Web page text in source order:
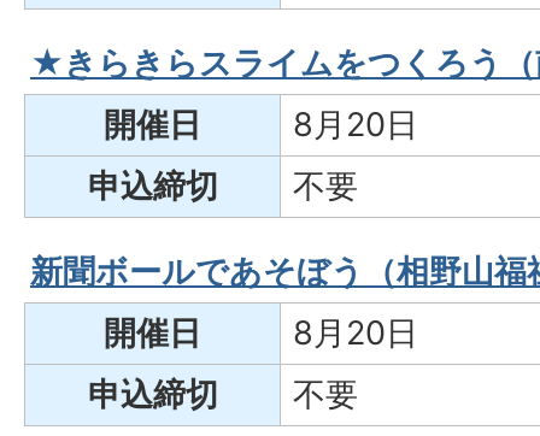
★きらきらスライムをつくろう（
開催日
8月20日
申込締切
不要
新聞ボールであそぼう（相野山福
開催日
8月20日
申込締切
不要